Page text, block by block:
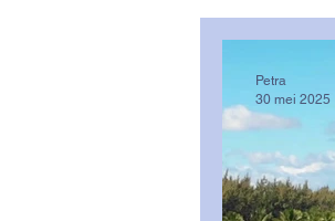
Petra
30 mei 2025